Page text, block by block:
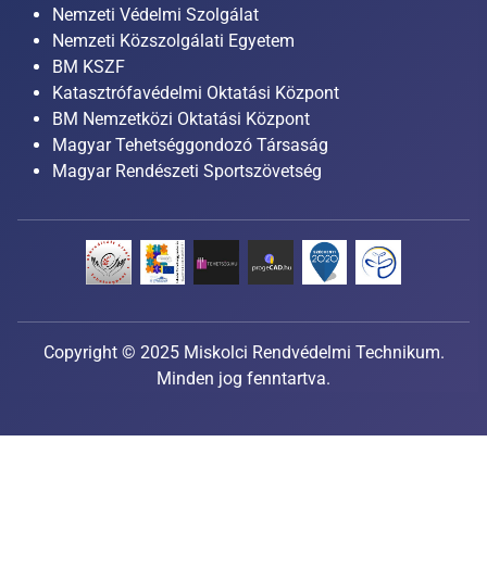
Nemzeti Védelmi Szolgálat
Nemzeti Közszolgálati Egyetem
BM KSZF
Katasztrófavédelmi Oktatási Központ
BM Nemzetközi Oktatási Központ
Magyar Tehetséggondozó Társaság
Magyar Rendészeti Sportszövetség
Copyright © 2025 Miskolci Rendvédelmi Technikum.
Minden jog fenntartva.